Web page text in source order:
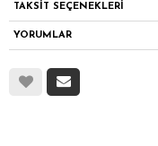
TAKSİT SEÇENEKLERİ
YORUMLAR